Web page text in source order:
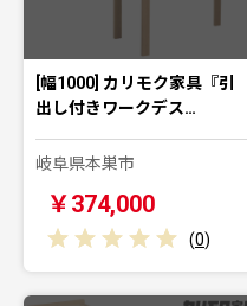
[幅1000] カリモク家具『引
出し付きワークデス…
岐阜県本巣市
￥374,000
(0)